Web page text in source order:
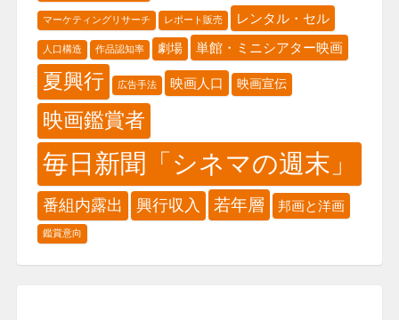
マーケティングリサーチ レポート販売 レンタル・セル
人口構造 作品認知率 劇場 単館・ミニシアター映画
夏興行 広告手法 映画人口 映画宣伝
映画鑑賞者
毎日新聞「シネマの週末」
番組内露出 興行収入 若年層 邦画と洋画
鑑賞意向